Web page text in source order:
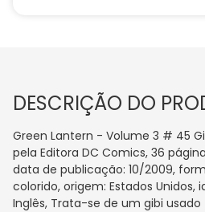
DESCRIÇÃO DO
Green Lantern - Volume 3 # 45
pela Editora DC Comics, 36
data de publicação: 10/2009,
colorido, origem: Estados Unidos,
Inglês, Trata-se de um gibi usado